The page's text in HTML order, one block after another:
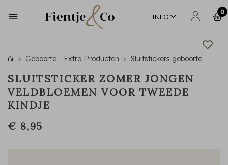
INFO
0
Geboorte - Extra Producten Sluitstickers geboorte
SLUITSTICKER ZOMER JONGEN
VELDBLOEMEN VOOR TWEEDE
KINDJE
€ 8,95